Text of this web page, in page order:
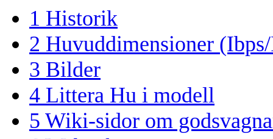
1 Historik
2 Huvuddimensioner
3 Bilder
4 Littera Hu i modell
5 Wiki-sidor om